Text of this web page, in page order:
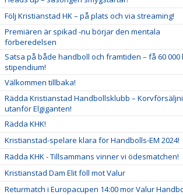
Följ Kristianstad HK – på plats och via streaming!
Premiären är spikad -nu börjar den mentala
förberedelsen
Satsa på både handboll och framtiden – få 60 000
stipendium!
Välkommen tillbaka!
Rädda Kristianstad Handbollsklubb –
utanför Elgiganten!
Rädda KHK!
Kristianstad-spelare klara för Handbolls-EM 2024!
Rädda KHK - Tillsammans vinner vi ödesmatchen!
Kristianstad Dam Elit föll mot Valur
Returmatch i Europacupen 14:00 mor Valur